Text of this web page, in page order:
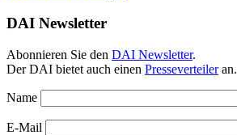
DAI Newsletter
Abonnieren Sie den DAI Newsletter.
Der DAI bietet auch einen Presseverteileran.
Name
E-Mail